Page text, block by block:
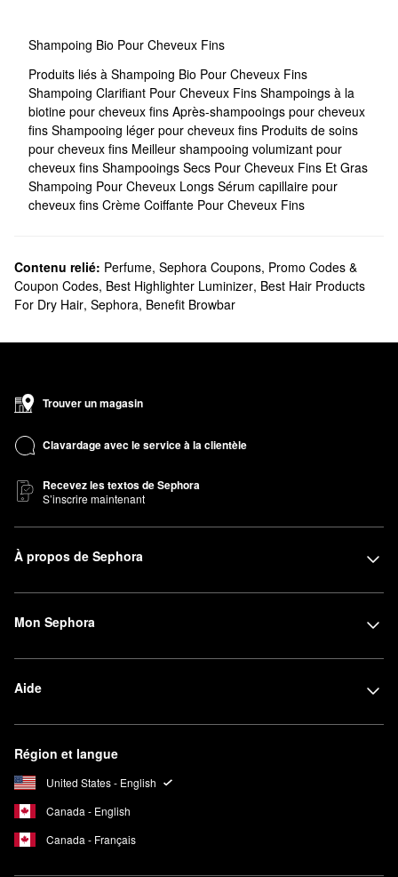
Shampoing Bio Pour Cheveux Fins
Produits liés à Shampoing Bio Pour Cheveux Fins
Shampoing Clarifiant Pour Cheveux Fins Shampoings à la
biotine pour cheveux fins Après-shampooings pour cheveux
fins Shampooing léger pour cheveux fins Produits de soins
pour cheveux fins Meilleur shampooing volumizant pour
cheveux fins Shampooings Secs Pour Cheveux Fins Et Gras
Shampoing Pour Cheveux Longs Sérum capillaire pour
cheveux fins Crème Coiffante Pour Cheveux Fins
Contenu relié: Perfume, Sephora Coupons, Promo Codes &
Coupon Codes, Best Highlighter Luminizer, Best Hair Products
For Dry Hair, Sephora, Benefit Browbar
Trouver un magasin
Clavardage avec le service à la clientèle
Recevez les textos de Sephora
S’inscrire maintenant
À propos de Sephora
Mon Sephora
Aide
Région et langue
United States - English
Canada - English
Canada - Français